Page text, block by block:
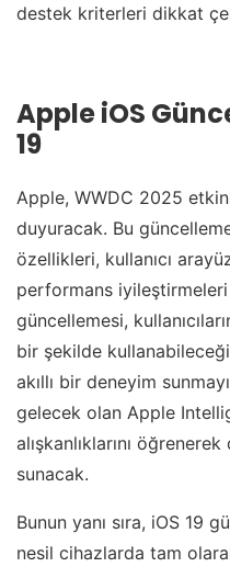
destek kriterleri dikkat
Apple iOS
19
Apple, WWDC 2025
duyuracak. Bu
özellikleri, kullanıcı
performans iyileştirmeleri
güncellemesi,
bir şekilde
akıllı bir deneyim
gelecek olan Apple
alışkanlıklarını
sunacak.
Bunun yanı sıra, iOS 19
nesil cihazlarda tam